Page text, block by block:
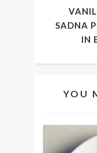
SADNA
IN
YOU